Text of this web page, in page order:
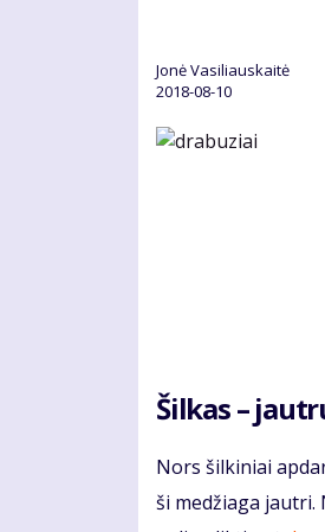
Jonė Vasiliauskaitė
2018-08-10
Šilkas –
Nors šilkiniai
ši medžiaga jautri.